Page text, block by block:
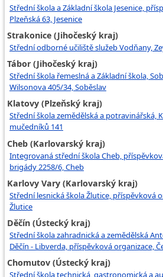
Střední škola a Základní škola Jesenice,
Plzeňská 63, Jesenice
Strakonice (Jihočeský kraj)
Střední odborné učiliště služeb Vodňany,
Tábor (Jihočeský kraj)
Střední škola řemeslná a Základní škola,
Wilsonova 405/34, Soběslav
Klatovy (Plzeňský kraj)
Střední škola zemědělská a potravinářská,
mučedníků 141
Cheb (Karlovarský kraj)
Integrovaná střední škola Cheb,
brigády 2258/6, Cheb
Karlovy Vary (Karlovarský kraj)
Střední lesnická škola Žlutice, příspěvková
Žlutice
Děčín (Ústecký kraj)
Střední škola zahradnická a zemědělská
Děčín - Libverda, příspěvková organizace,
Chomutov (Ústecký kraj)
Střední škola technická, gastronomická a